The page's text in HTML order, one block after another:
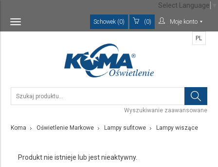
Toggle
navigation
Schowek (0) (0) Moje konto
Wyszukiwanie zaawansowane
PL
Koma Oświetlenie Markowe Lampy sufitowe Lampy wiszące
Produkt nie istnieje lub jest nieaktywny.
Select Language